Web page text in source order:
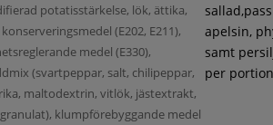
potatisstärkelse, lök, ättika,
(E202, E211),
medel (E330),
(svartpeppar, salt, chilipeppar,
maltodextrin, vitlök, jästextrakt,
klumpförebyggande medel
apelsin,
samt
per